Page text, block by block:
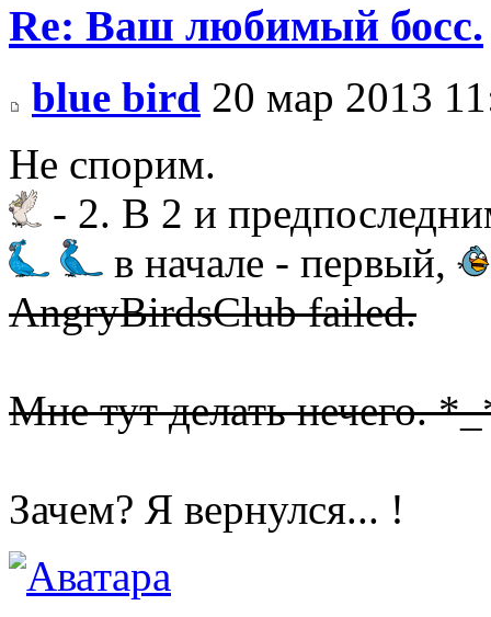
Re: Ваш любимый босс.
blue bird 20 мар 2013
Не спорим.
- 2. В 2 и
в начале - первый,
AngryBirdsClub failed.
Мне тут делать нечего.
Зачем? Я вернулся... !